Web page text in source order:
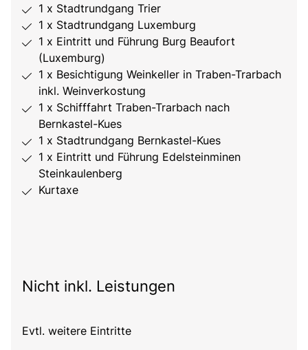
1 x Stadtrundgang Trier
1 x Stadtrundgang Luxemburg
1 x Eintritt und Führung Burg Beaufort
(Luxemburg)
1 x Besichtigung Weinkeller in Traben-Trarbach
inkl. Weinverkostung
1 x Schifffahrt Traben-Trarbach nach
Bernkastel-Kues
1 x Stadtrundgang Bernkastel-Kues
1 x Eintritt und Führung Edelsteinminen
Steinkaulenberg
Kurtaxe
Nicht inkl. Leistungen
Evtl. weitere Eintritte